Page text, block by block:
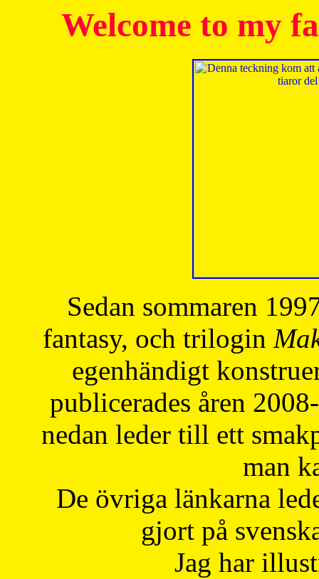
Welcome to my
Sedan sommaren
fantasy, och trilogin
egenhändigt
publicerades åren
nedan leder till ett
man
De övriga länkarna
gjort på
Jag har